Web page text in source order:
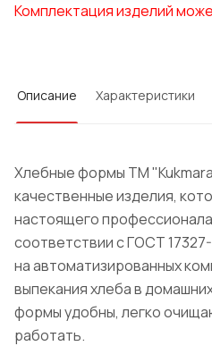
Комплектация изделий
Описание Характеристики
Хлебные формы ТМ
качественные изделия,
настоящего
соответствии с ГОСТ
на автоматизированных
выпекания хлеба в
формы удобны, легко
работать.